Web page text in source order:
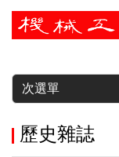
暫停
次選單
歷史雜誌